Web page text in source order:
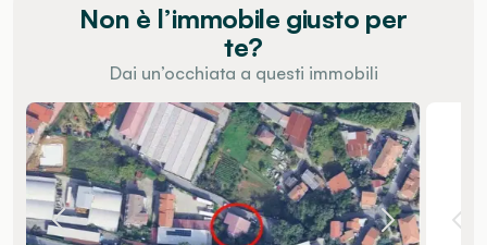
Non è l’immobile giusto per
te?
Dai un’occhiata a questi immobili